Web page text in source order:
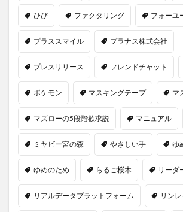
ひび ファクタリング フォーユ
プラススマイル プラナス株式会社
プレスリリース フレンドチャット
ポケモン マスキングテープ マ
マズローの5段階欲求説 マニュアル
ミヤビー宮の森 やさしい手 ゆ
ゆめのため らるご桜木 リーダ
リアルデータプラットフォーム リン